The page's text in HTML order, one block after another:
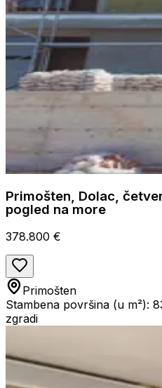
Primošten, Dolac,
pogled na more
378.800 €
Primošten
Stambena površina (u m²):
zgradi